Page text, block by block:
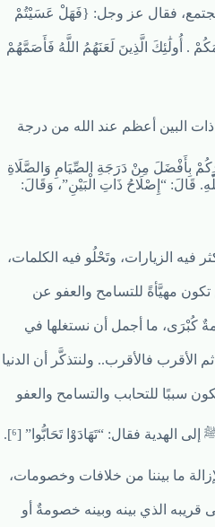
فقال عز وجل: {فَهَلْ عَسَيْتُمْ
. أُولَٰئِكَ الَّذِينَ لَعَنَهُمُ اللَّهُ فَأَصَمَّهُمْ
البين أعظم عند الله من درجة
بِأَفْضَلَ مِنْ دَرَجَةِ الصِّيَامِ وَالصَّلَاةِ
قَالَ: “إِصْلَاحُ ذَاتِ الْبَيْنِ”، وَقَالَ:
فيه الزيارات، وتَحْلُو فيه الكلمات،
تكون مهيَّأةً للتسامح والعفو عن
كُبْرَى، ما أجمل أن نستغلها في
ثم الأقرب فالأقرب.. ولنتذكَّر أن الدنيا
سببًا للتحابب والتسامح والعفو
والمغفرة. وقد دعانا رسول الله ﷺ إلى الهدية فقال: “تَهَادَوْا تَحَابُّوا” [⁶].
ما بيننا من خلافات وخصومات،
قريبه الذي بينه وبينه خصومةٌ أو